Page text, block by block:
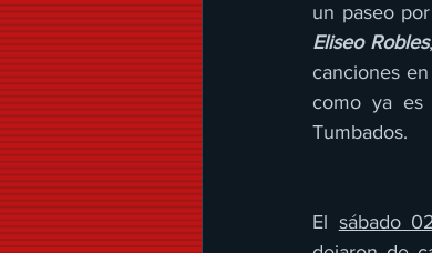
un paseo
Eliseo Robles,
canciones
como ya es
Tumbados.
El sábado